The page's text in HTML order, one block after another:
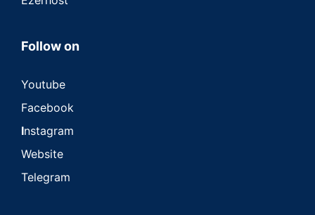
Follow on
Youtube
Facebook
Instagram
Website
Telegram